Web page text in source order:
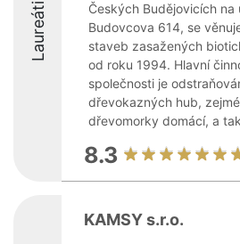
Laureáti
Českých Budějovicích na
Budovcova 614, se
staveb zasažených
od roku 1994. Hlavní
společnosti je
dřevokazných hub,
dřevomorky domácí, a
8.3
KAMSY s.r.o.